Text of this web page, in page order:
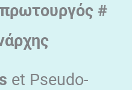
#
et Pseudo-